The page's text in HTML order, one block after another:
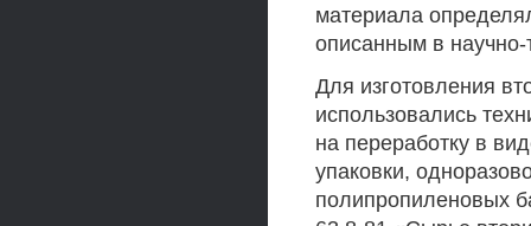
материала
описанным в научно-
Для изготовления
использовались
на переработку в
упаковки,
полипропиленовых